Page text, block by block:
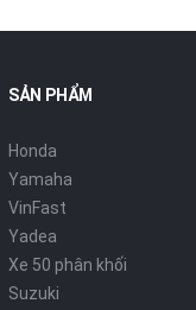
SẢN PHẨM
Honda
Yamaha
VinFast
Yadea
Xe 50 phân khối
Suzuki